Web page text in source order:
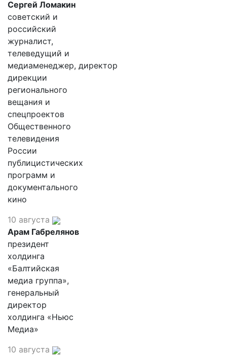
Сергей Ломакин
советский и
российский
журналист,
телеведущий и
медиаменеджер, директор
дирекции
регионального
вещания и
спецпроектов
Общественного
телевидения
России
публицистических
программ и
документального
кино
10 августа
Арам Габрелянов
президент
холдинга
«Балтийская
медиа группа»,
генеральный
директор
холдинга «Ньюс
Медиа»
10 августа